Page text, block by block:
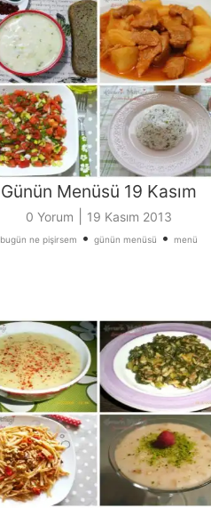
Günün Menüsü 19 Kasım
0 Yorum 19 Kasım 2013
bugün ne pişirsem • günün menüsü • menü